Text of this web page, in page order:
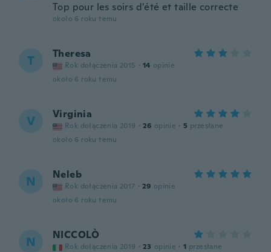
Top pour les soirs d'été et taille correcte
około 6 roku temu
T Theresa
Rok dołączenia 2015 · 14 opinie
około 6 roku temu
V Virginia
Rok dołączenia 2019 · 26 opinie · 5 przesłane
około 6 roku temu
N Neleb
Rok dołączenia 2017 · 29 opinie
około 6 roku temu
N NICCOLÒ
Rok dołączenia 2019 · 23 opinie · 1 przesłane